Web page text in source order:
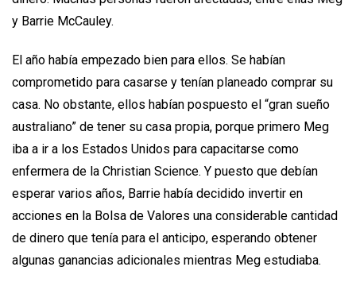
y Barrie McCauley.
El año había empezado bien para ellos. Se habían
comprometido para casarse y tenían planeado comprar su
casa. No obstante, ellos habían pospuesto el “gran sueño
australiano” de tener su casa propia, porque primero Meg
iba a ir a los Estados Unidos para capacitarse como
enfermera de la Christian Science. Y puesto que debían
esperar varios años, Barrie había decidido invertir en
acciones en la Bolsa de Valores una considerable cantidad
de dinero que tenía para el anticipo, esperando obtener
algunas ganancias adicionales mientras Meg estudiaba.